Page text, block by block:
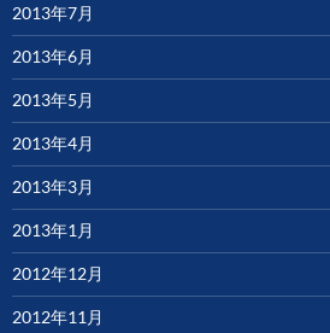
2013年7月
2013年6月
2013年5月
2013年4月
2013年3月
2013年1月
2012年12月
2012年11月